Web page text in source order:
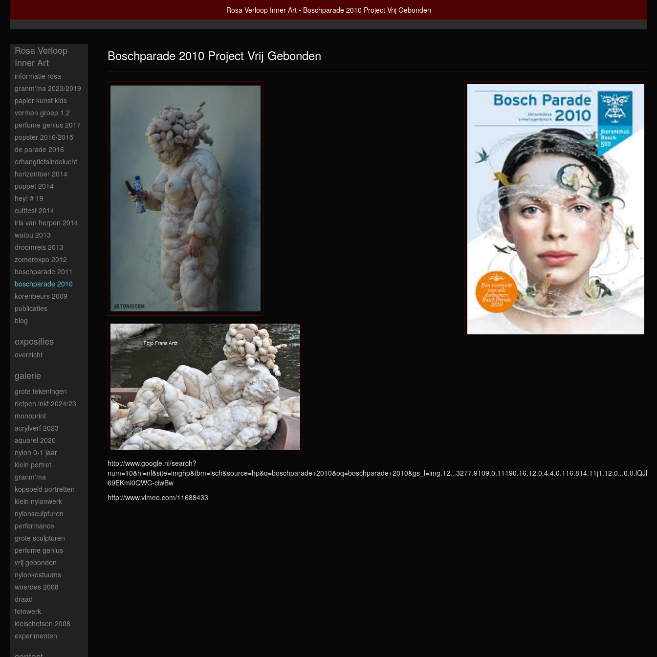
Rosa Verloop Inner Art Boschparade 2010 Project Vrij Gebonden
Boschparade 2010 Project Vrij Gebonden
http://www.google.nl/search?
69EKml0QWC-ciwBw
http://www.vimeo.com/11688433
Rosa Verloop
Inner Art
informatie rosa
granm'ma 2023/2019
papier kunst kids
vormen groep 1,2
perfume genius 2017
popster 2016/2015
de parade 2016
erhangtietsindelucht
horizontoer 2014
puppet 2014
hey! # 19
cultfest 2014
iris van herpen 2014
watou 2013
droomreis 2013
zomerexpo 2012
boschparade 2011
boschparade 2010
korenbeurs 2009
publicaties
blog
exposities
overzicht
galerie
grote tekeningen
rietpen inkt 2024/23
monoprint
acrylverf 2023
aquarel 2020
nylon 0-1 jaar
klein portret
granm'ma
kopspeld portretten
klein nylonwerk
nylonsculpturen
performance
grote sculpturen
perfume genius
vrij gebonden
nylonkostuums
woerdes 2008
draad
fotowerk
kleischetsen 2008
experimenten